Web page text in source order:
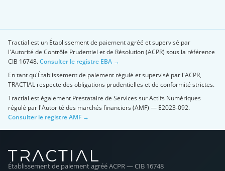
Tractial est un Établissement de paiement agréé et supervisé par
l'Autorité de Contrôle Prudentiel et de Résolution (ACPR) sous la référence
CIB 16748.Consulter le registre EBA →
En tant qu'Établissement de paiement régulé et supervisé par l'ACPR,
TRACTIAL respecte des obligations prudentielles et de conformité strictes.
Tractial est également Prestataire de Services sur Actifs Numériques
régulé par l'Autorité des marchés financiers (AMF) — E2023-092.
Consulter le registre AMF →
Établissement de paiement agréé ACPR — CIB 16748